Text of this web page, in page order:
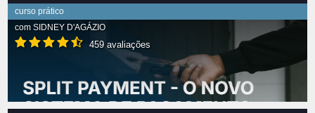
curso prático
com SIDNEY D'AGÁZIO
459 avaliações